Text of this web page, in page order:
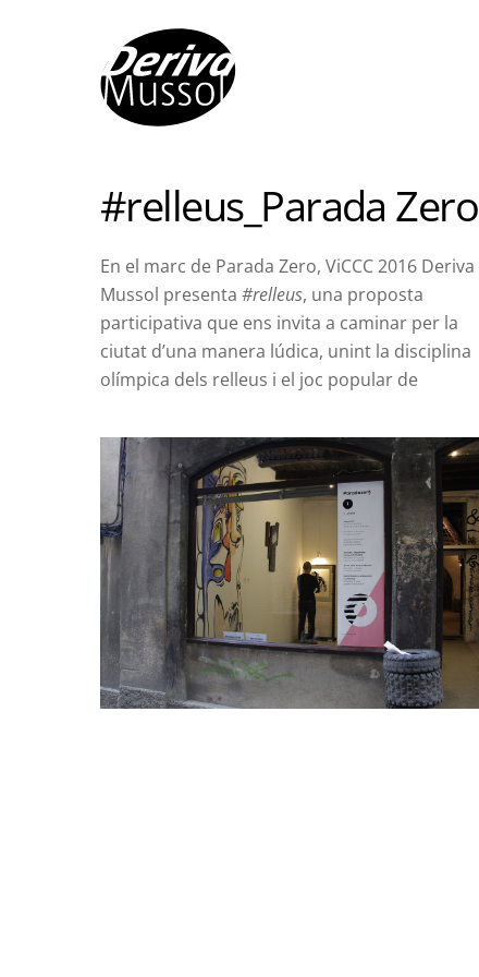
#relleus_Parada Zero
En el marc de Parada Zero, ViCCC 2016 Deriva
Mussol presenta #relleus, una proposta
participativa que ens invita a caminar per la
ciutat d’una manera lúdica, unint la disciplina
olímpica dels relleus i el joc popular de